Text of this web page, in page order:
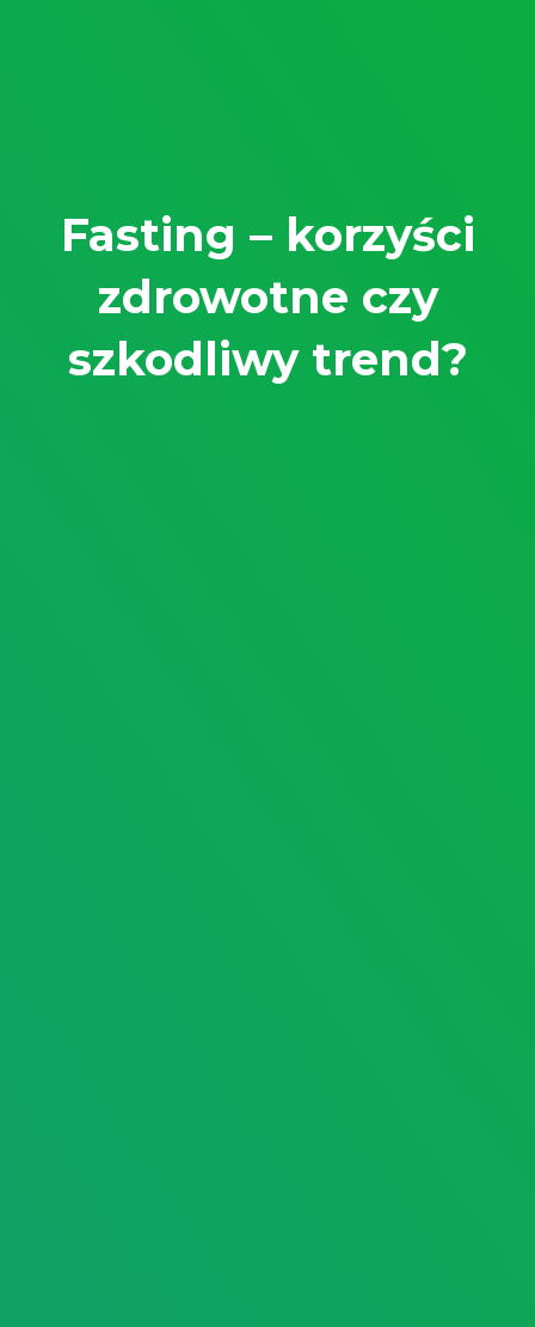
Fasting – korzyści
zdrowotne czy
szkodliwy trend?